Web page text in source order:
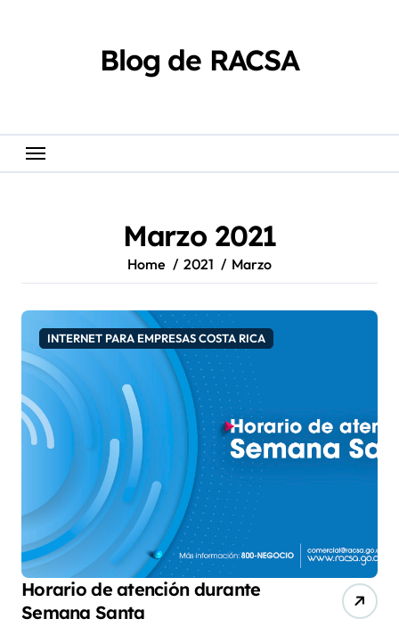
Blog de RACSA
Marzo 2021
Home 2021 Marzo
INTERNET PARA EMPRESAS COSTA RICA
Horario de atención durante
Semana Santa